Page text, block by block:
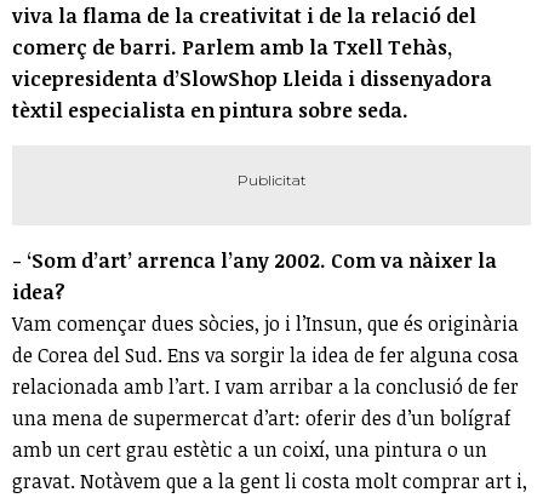
viva la flama de la creativitat i de la relació del
comerç de barri. Parlem amb la Txell Tehàs,
vicepresidenta d’SlowShop Lleida i dissenyadora
tèxtil especialista en pintura sobre seda.
- ‘Som d’art’ arrenca l’any 2002. Com va nàixer la
idea?
Vam començar dues sòcies, jo i l’Insun, que és originària
de Corea del Sud. Ens va sorgir la idea de fer alguna cosa
relacionada amb l’art. I vam arribar a la conclusió de fer
una mena de supermercat d’art: oferir des d’un bolígraf
amb un cert grau estètic a un coixí, una pintura o un
gravat. Notàvem que a la gent li costa molt comprar art i,